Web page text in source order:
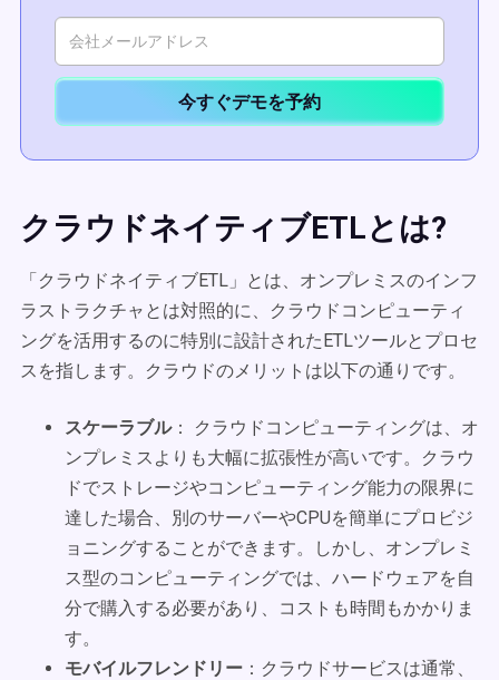
今すぐデモを予約
クラウドネイティブETLとは?
「クラウドネイティブETL」とは、オンプレミスのインフ
ラストラクチャとは対照的に、クラウドコンピューティ
ングを活用するのに特別に設計されたETLツールとプロセ
スを指します。クラウドのメリットは以下の通りです。
スケーラブル： クラウドコンピューティングは、オ
ンプレミスよりも大幅に拡張性が高いです。クラウ
ドでストレージやコンピューティング能力の限界に
達した場合、別のサーバーやCPUを簡単にプロビジ
ョニングすることができます。しかし、オンプレミ
ス型のコンピューティングでは、ハードウェアを自
分で購入する必要があり、コストも時間もかかりま
す。
モバイルフレンドリー ：クラウドサービスは通常、